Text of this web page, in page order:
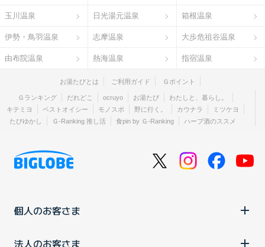
玉川温泉 日光湯元温泉 箱根温泉
伊勢・鳥羽温泉 志摩温泉 大歩危祖谷温泉
由布院温泉 熱海温泉 指宿温泉
お湯たびとは ご利用ガイド Ｇポイント
Ｇランキング だれどこ ocruyo お湯たび
わたしと、暮らし。
キテミヨ
ベストオイシー モノスポ 野に行く。 カウナラ
ミツケヨ
たびゆかし
Ｇ-Ranking 推し活 食pin by Ｇ-Ranking ハーブ酒のススメ
個人のお客さま
法人のお客さま